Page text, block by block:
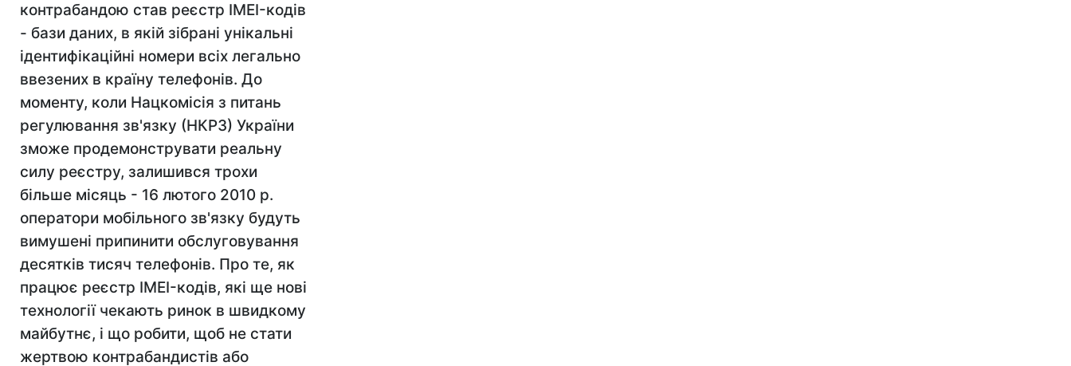
контрабандою став реєстр IMEI-кодів
- бази даних, в якій зібрані унікальні
ідентифікаційні номери всіх легально
ввезених в країну телефонів. До
моменту, коли Нацкомісія з питань
регулювання зв'язку (НКРЗ) України
зможе продемонструвати реальну
силу реєстру, залишився трохи
більше місяць - 16 лютого 2010 р.
оператори мобільного зв'язку будуть
вимушені припинити обслуговування
десятків тисяч телефонів. Про те, як
працює реєстр IMEI-кодів, які ще нові
технології чекають ринок в швидкому
майбутнє, і що робити, щоб не стати
жертвою контрабандистів або